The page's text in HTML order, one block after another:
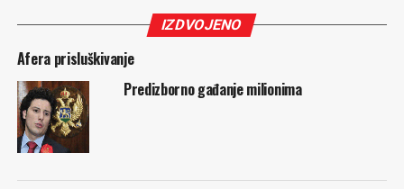
IZDVOJENO
Afera prisluškivanje
Predizborno gađanje milionima